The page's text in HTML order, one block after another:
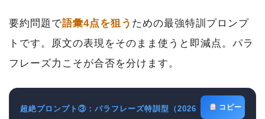
要約問題で語彙4点を狙う ための最強特訓プロンプ
トです。原文の表現をそのまま使うと即減点。パラ
フレーズ力こそが合否を分けます。
超絶プロンプト③：パラフレーズ特訓型（2026
コピー